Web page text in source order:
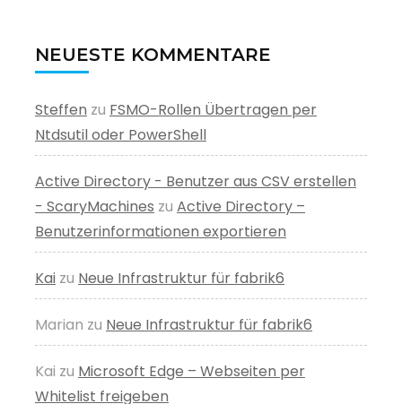
NEUESTE KOMMENTARE
Steffen zu FSMO-Rollen Übertragen per
Ntdsutil oder PowerShell
Active Directory - Benutzer aus CSV erstellen
- ScaryMachines zu Active Directory –
Benutzerinformationen exportieren
Kai zu Neue Infrastruktur für fabrik6
Marian zu Neue Infrastruktur für fabrik6
Kai zu Microsoft Edge – Webseiten per
Whitelist freigeben